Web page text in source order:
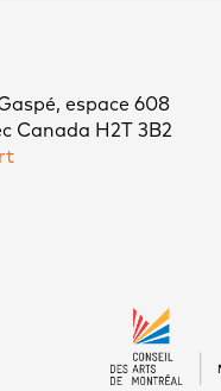
espace 608
Canada H2T 3B2